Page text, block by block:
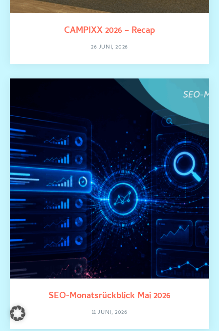
CAMPIXX 2026 – Recap
26 JUNI, 2026
SEO-Monatsrückblick Mai 2026
11 JUNI, 2026